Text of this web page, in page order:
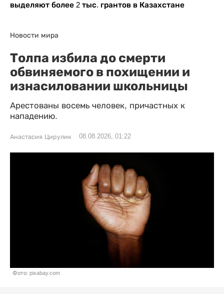
выделяют более 2 тыс. грантов в Казахстане
Новости мира
Толпа избила до смерти
обвиняемого в похищении и
изнасиловании школьницы
Арестованы восемь человек, причастных к
нападению.
Анастасия Цирулик 08.08.2026, 01:22
Фото: pixabay.com